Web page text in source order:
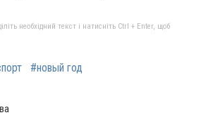
необхідний текст і натисніть Ctrl + Enter, щоб
#новый год